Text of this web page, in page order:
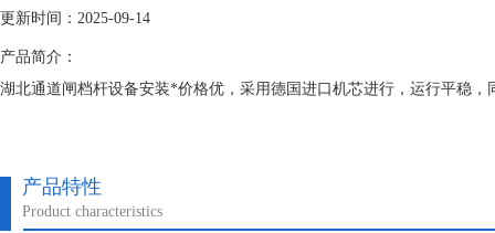
更新时间：2025-09-14
产品简介：
湖北通道闸档杆设备安装*价格优，采用德国进口机芯进行，运行平稳
产品特性
Product characteristics